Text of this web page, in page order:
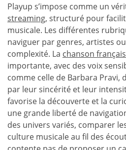
Playup s’impose comme un
streaming, structuré pour
musicale. Les différentes
naviguer par genres, artistes
complexité. La chanson
importante, avec des voix
comme celle de Barbara Pravi,
par leur sincérité et leur
favorise la découverte et la
une grande liberté de
des univers variés, comparer
culture musicale au fil des